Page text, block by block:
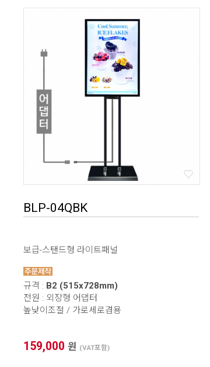
BLP-04QBK
보급-스탠드형 라이트패널
규격 : B2 (515x728mm)
전원 : 외장형 어댑터
높낮이조절 / 가로세로겸용
159,000 원 (VAT포함)